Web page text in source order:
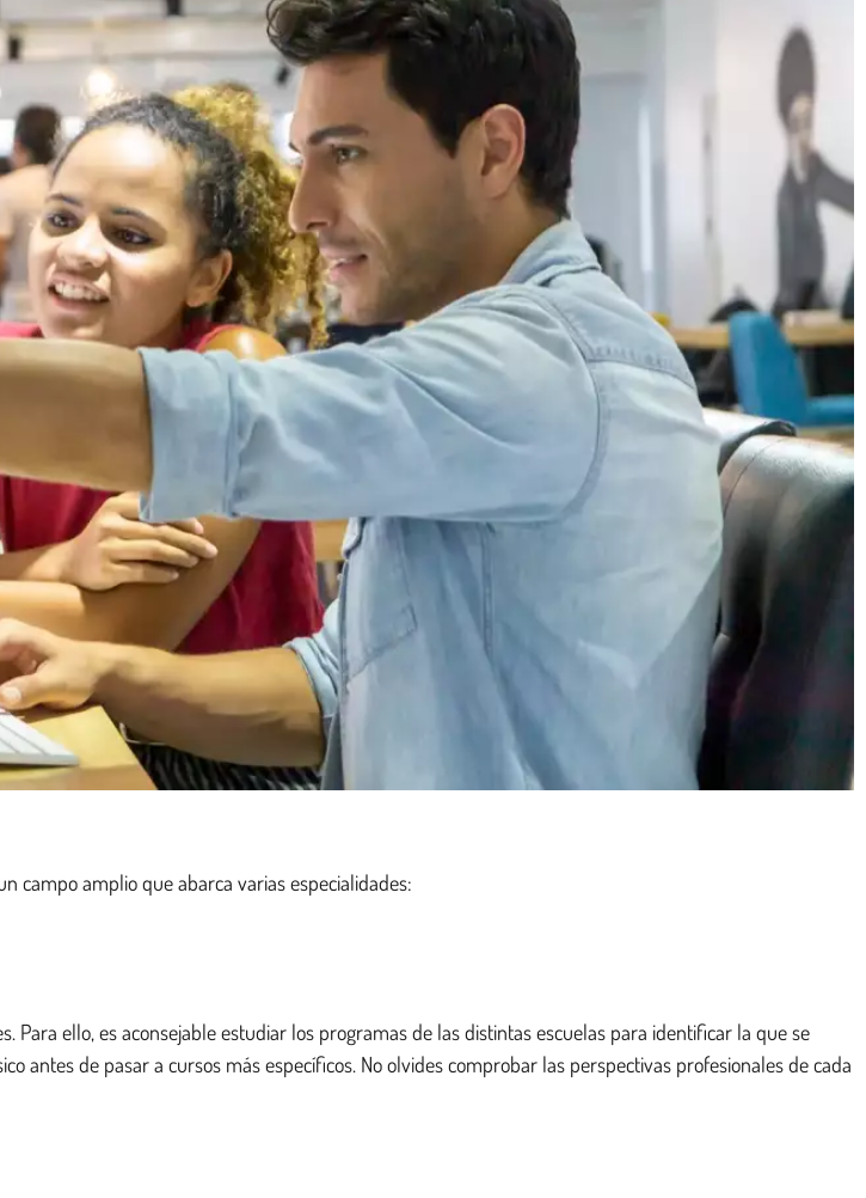
campo amplio que abarca varias especialidades:
ello, es aconsejable estudiar los programas de las distintas escuelas para identificar la que se
antes de pasar a cursos más específicos. No olvides comprobar las perspectivas profesionales de cada